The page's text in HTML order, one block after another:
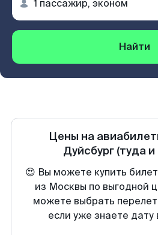
Найти
Цены на
Дуйсбург (туда
😍 Вы можете купить
из Москвы по выгодной
можете выбрать
если уже знаете